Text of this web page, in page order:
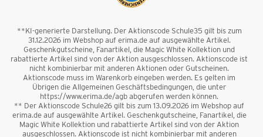
**KI-generierte Darstellung. Der Aktionscode Schule35 gilt bis zum
31.12.2026 im Webshop auf erima.de auf ausgewählte Artikel.
Geschenkgutscheine, Fanartikel, die Magic White Kollektion und
rabattierte Artikel sind von der Aktion ausgeschlossen. Aktionscode ist
nicht kombinierbar mit anderen Aktionen oder Gutscheinen.
Aktionscode muss im Warenkorb eingeben werden. Es gelten im
Übrigen die Allgemeinen Geschäftsbedingungen, die unter
https://www.erima.de/agb abgerufen werden können.
** Der Aktionscode Schule26 gilt bis zum 13.09.2026 im Webshop auf
erima.de auf ausgewählte Artikel. Geschenkgutscheine, Fanartikel, die
Magic White Kollektion und rabattierte Artikel sind von der Aktion
ausgeschlossen. Aktionscode ist nicht kombinierbar mit anderen